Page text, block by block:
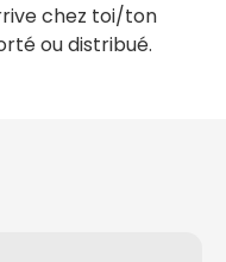
chez toi/ton
ou distribué.